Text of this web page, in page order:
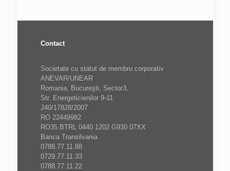
Contact
Societate cu statut de membru corporativ
ANEVAR/UNEAR
Romania, Bucureşti, Sector3,
Str. Energeticienilor 9-11
J40/17828/2007
RO 22449982
RO35 BTRL 0440 1202 G930 07XX
Banca Transilvania
0788.77.11.88
0729.77.11.33
0788.77.11.22